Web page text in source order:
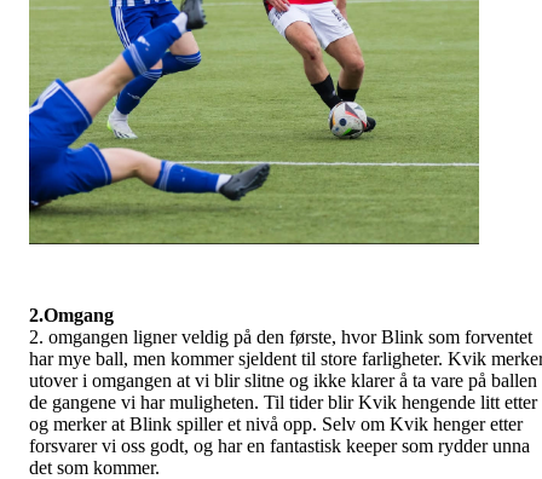
2.Omgang
2. omgangen ligner veldig på den første, hvor Blink som forventet
har mye ball, men kommer sjeldent til store farligheter. Kvik
utover i omgangen at vi blir slitne og ikke klarer å ta vare på ballen
de gangene vi har muligheten. Til tider blir Kvik hengende litt etter
og merker at Blink spiller et nivå opp. Selv om Kvik henger etter
forsvarer vi oss godt, og har en fantastisk keeper som rydder unna
det som kommer.